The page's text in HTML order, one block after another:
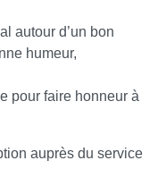
autour d’un bon
humeur,
pour faire honneur à
auprès du service